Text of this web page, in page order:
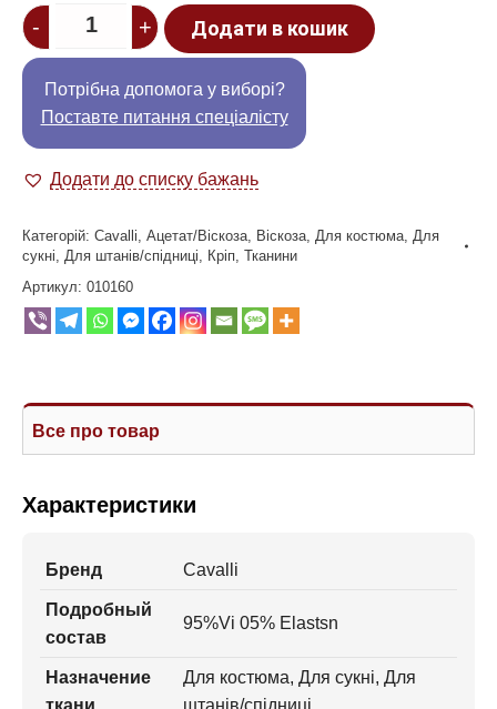
Quantity
- + Додати в кошик
Потрібна допомога у виборі?
Поставте питання спеціалісту
Додати до списку бажань
Категорій: Cavalli Ацетат/Віскоза Віскоза Для костюма Для
сукні
Для штанів/спідниці Кріп Тканини
Артикул: 010160
Все про товар
Характеристики
Бренд Cavalli
Подробный
состав
95%Vi 05% Elastsn
Назначение
ткани
Для костюма, Для сукні, Для
штанів/спідниці